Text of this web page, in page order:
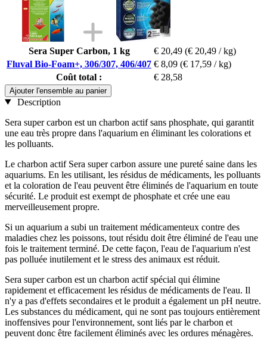
Sera Super Carbon, 1 kg € 20,49 (€ 20,49 / kg)
Fluval Bio-Foam+, 306/307, 406/407 € 8,09 (€ 17,59 / kg)
Coût total :
€ 28,58
Ajouter l'ensemble au panier
Description
Sera super carbon est un charbon actif sans phosphate, qui garantit
une eau très propre dans l'aquarium en éliminant les colorations et
les polluants.
Le charbon actif Sera super carbon assure une pureté saine dans les
aquariums. En les utilisant, les résidus de médicaments, les polluants
et la coloration de l'eau peuvent être éliminés de l'aquarium en toute
sécurité. Le produit est exempt de phosphate et crée une eau
merveilleusement propre.
Si un aquarium a subi un traitement médicamenteux contre des
maladies chez les poissons, tout résidu doit être éliminé de l'eau une
fois le traitement terminé. De cette façon, l'eau de l'aquarium n'est
pas polluée inutilement et le stress des animaux est réduit.
Sera super carbon est un charbon actif spécial qui élimine
rapidement et efficacement les résidus de médicaments de l'eau. Il
n'y a pas d'effets secondaires et le produit a également un pH neutre.
Les substances du médicament, qui ne sont pas toujours entièrement
inoffensives pour l'environnement, sont liés par le charbon et
peuvent donc être facilement éliminés avec les ordures ménagères.